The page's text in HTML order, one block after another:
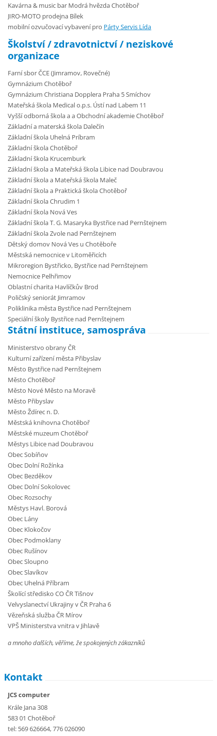
Kavárna & music bar Modrá hvězda Chotěboř
JIRO-MOTO prodejna Bílek
mobilní ozvučovací vybavení pro Párty Servis Lída
Školství / zdravotnictví / neziskové
organizace
Farní sbor ČCE (Jimramov, Rovečné)
Gymnázium Chotěboř
Gymnázium Christiana Dopplera Praha 5 Smíchov
Mateřská škola Medical o.p.s. Ústí nad Labem 11
Vyšší odborná škola a a Obchodní akademie Chotěboř
Základní a materská škola Dalečín
Základní škola Uhelná Príbram
Základní škola Chotěboř
Základní škola Krucemburk
Základní škola a Mateřská škola Libice nad Doubravou
Základní škola a Mateřská škola Maleč
Základní škola a Praktická škola Chotěboř
Základní škola Chrudim 1
Základní škola Nová Ves
Základní škola T. G. Masaryka Bystřice nad Pernštejnem
Základní škola Zvole nad Pernštejnem
Dětský domov Nová Ves u Chotěboře
Městská nemocnice v Litoměřicích
Mikroregion Bystřicko, Bystřice nad Pernštejnem
Nemocnice Pelhřimov
Oblastní charita Havlíčkův Brod
Poličský seniorát Jimramov
Poliklinika města Bystřice nad Pernštejnem
Speciální školy Bystřice nad Pernštejnem
Státní instituce, samospráva
Ministerstvo obrany ČR
Kulturní zařízení města Přibyslav
Město Bystřice nad Pernštejnem
Město Chotěboř
Město Nové Město na Moravě
Město Přibyslav
Město Ždírec n. D.
Městská knihovna Chotěboř
Městské muzeum Chotěboř
Městys Libice nad Doubravou
Obec Sobíňov
Obec Dolní Rožínka
Obec Bezděkov
Obec Dolní Sokolovec
Obec Rozsochy
Městys Havl. Borová
Obec Lány
Obec Klokočov
Obec Podmoklany
Obec Rušínov
Obec Sloupno
Obec Slavíkov
Obec Uhelná Příbram
Školící středisko CO ČR Tišnov
Velvyslanectví Ukrajiny v ČR Praha 6
Vězeňská služba ČR Mírov
VPŠ Ministerstva vnitra v Jihlavě
a mnoho dalších, věříme, že spokojených zákazníků
Kontakt
JCS computer
Krále Jana 308
583 01 Chotěboř
tel: 569 626664, 776 026090